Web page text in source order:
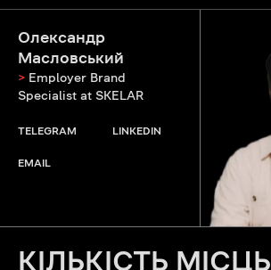
Олександр
Масловський
> Employer Brand
Specialist at SKELAR
TELEGRAM LINKEDIN
EMAIL
КІЛЬКІСТЬ МІСЦЬ